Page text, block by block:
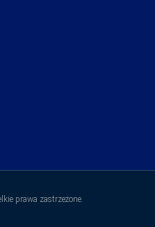
prawa zastrzeżone.